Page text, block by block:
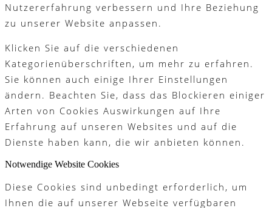
Nutzererfahrung verbessern und Ihre Beziehung
zu unserer Website anpassen.
Klicken Sie auf die verschiedenen
Kategorienüberschriften, um mehr zu erfahren.
Sie können auch einige Ihrer Einstellungen
ändern. Beachten Sie, dass das Blockieren einiger
Arten von Cookies Auswirkungen auf Ihre
Erfahrung auf unseren Websites und auf die
Dienste haben kann, die wir anbieten können.
Notwendige Website Cookies
Diese Cookies sind unbedingt erforderlich, um
Ihnen die auf unserer Webseite verfügbaren